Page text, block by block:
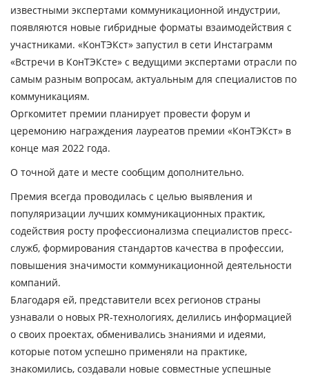
известными экспертами коммуникационной индустрии,
появляются новые гибридные форматы взаимодействия с
участниками. «КонТЭКст» запустил в сети Инстаграмм
«Встречи в КонТЭКсте» с ведущими экспертами отрасли по
самым разным вопросам, актуальным для специалистов по
коммуникациям.
Оргкомитет премии планирует провести форум и
церемонию награждения лауреатов премии «КонТЭКст» в
конце мая 2022 года.
О точной дате и месте сообщим дополнительно.
Премия всегда проводилась с целью выявления и
популяризации лучших коммуникационных практик,
содействия росту профессионализма специалистов пресс-
служб, формирования стандартов качества в профессии,
повышения значимости коммуникационной деятельности
компаний.
Благодаря ей, представители всех регионов страны
узнавали о новых PR-технологиях, делились информацией
о своих проектах, обменивались знаниями и идеями,
которые потом успешно применяли на практике,
знакомились, создавали новые совместные успешные